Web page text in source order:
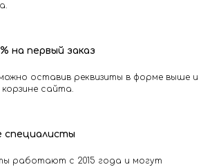
на первый заказ
можно оставив реквизиты в форме выше и
сайта.
работают с 2015 года и могут